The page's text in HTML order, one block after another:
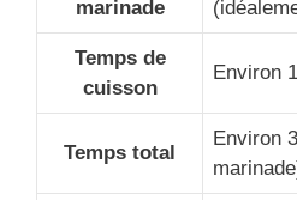
marinade
Temps de
cuisson
Environ
Temps total
Environ